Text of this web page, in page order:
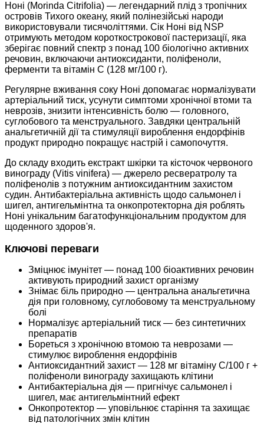
Ноні (Morinda Citrifolia) — легендарний плід з тропічних
островів Тихого океану, який полінезійські народи
використовували тисячоліттями. Сік Ноні від NSP
отримують методом короткострокової пастеризації, яка
зберігає повний спектр з понад 100 біологічно активних
речовин, включаючи антиоксиданти, поліфеноли,
ферменти та вітамін С (128 мг/100 г).
Регулярне вживання соку Ноні допомагає нормалізувати
артеріальний тиск, усунути симптоми хронічної втоми та
неврозів, знизити інтенсивність болю — головного,
суглобового та менструального. Завдяки центральній
анальгетичній дії та стимуляції вироблення ендорфінів
продукт природно покращує настрій і самопочуття.
До складу входить екстракт шкірки та кісточок червоного
винограду (Vitis vinifera) — джерело ресвератролу та
поліфенолів з потужним антиоксидантним захистом
судин. Антибактеріальна активність щодо сальмонел і
шигел, антигельмінтна та онкопротекторна дія роблять
Ноні унікальним багатофункціональним продуктом для
щоденного здоров'я.
Ключові переваги
Зміцнює імунітет — понад 100 біоактивних речовин
активують природний захист організму
Знімає біль природно — центральна анальгетична
дія при головному, суглобовому та менструальному
болі
Нормалізує артеріальний тиск — без синтетичних
препаратів
Бореться з хронічною втомою та неврозами —
стимулює вироблення ендорфінів
Антиоксидантний захист — 128 мг вітаміну С/100 г +
поліфеноли винограду захищають клітини
Антибактеріальна дія — пригнічує сальмонел і
шигел, має антигельмінтний ефект
Онкопротектор — уповільнює старіння та захищає
від патологічних змін клітин